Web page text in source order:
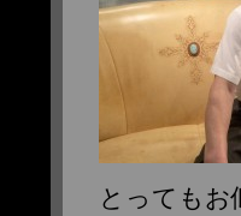
とっても